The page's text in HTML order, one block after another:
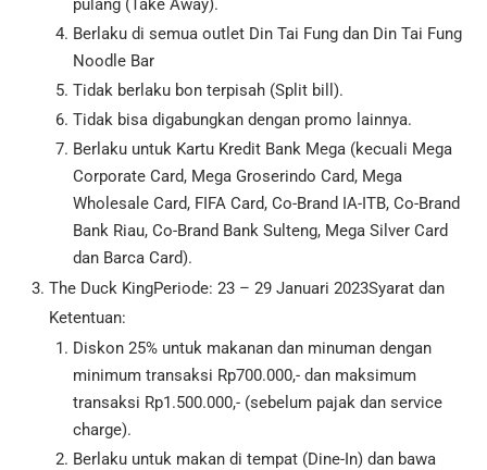
pulang (Take Away).
Berlaku di semua outlet Din Tai Fung dan Din Tai Fung
Noodle Bar
Tidak berlaku bon terpisah (Split bill).
Tidak bisa digabungkan dengan promo lainnya.
Berlaku untuk Kartu Kredit Bank Mega (kecuali Mega
Corporate Card, Mega Groserindo Card, Mega
Wholesale Card, FIFA Card, Co-Brand IA-ITB, Co-Brand
Bank Riau, Co-Brand Bank Sulteng, Mega Silver Card
dan Barca Card).
The Duck KingPeriode: 23 – 29 Januari 2023Syarat dan
Ketentuan:
Diskon 25% untuk makanan dan minuman dengan
minimum transaksi Rp700.000,- dan maksimum
transaksi Rp1.500.000,- (sebelum pajak dan service
charge).
Berlaku untuk makan di tempat (Dine-In) dan bawa